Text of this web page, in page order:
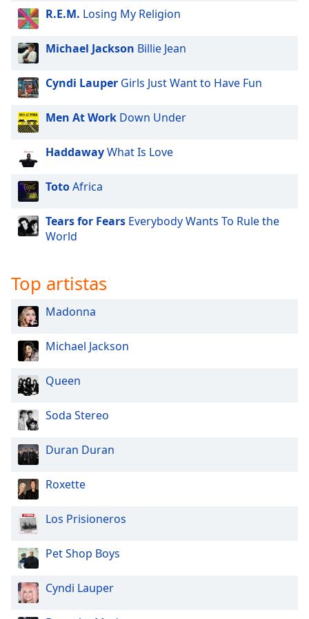
dialog
Escape
cancel
and
close
Color
Opacity
Background
Opacity
Caption
Area
Background
Color
Opacity
Size
Text
Style
R.E.M. Losing My Religion
Michael Jackson Billie Jean
Cyndi Lauper Girls Just Want to Have Fun
Men At Work Down Under
HaddawayWhat Is Love
TotoAfrica
Tears for Fears Everybody Wants To Rule the
World
Top artistas
Madonna
Michael Jackson
Queen
Soda Stereo
Duran Duran
Roxette
Los Prisioneros
Pet Shop Boys
Cyndi Lauper